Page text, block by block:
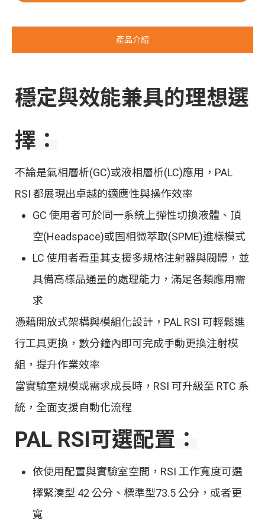
產品介紹
穩定與效能兼具的理想選
擇：
不論是氣相層析(GC)或液相層析(LC)應用，PAL
RSI 都展現出卓越的適應性與操作效率
GC 使用者可於同一系統上彈性切換液體、頂
空(Headspace)或固相微萃取(SPME)進樣模式
LC 使用者看重其支援多規格注射器與閥體，並
具備高樣品通量的處理能力，滿足各類應用需
求
憑藉開放式架構與模組化設計，PAL RSI 可輕鬆進
行工具更換，數分鐘內即可完成手動更換注射模
組，提升作業效率
當實驗室規模或需求成長時，RSI 可升級至 RTC 系
統，全面支援自動化流程
PAL RSI可選配置：
依使用配置與實驗室空間，RSI 工作寬度可選
擇緊湊型 42 公分、標準型73.5 公分，或者更
寬